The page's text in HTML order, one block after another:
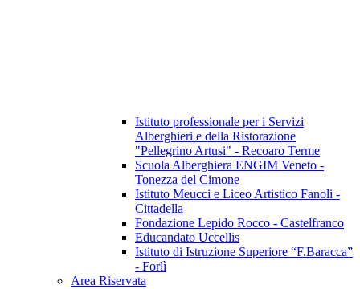
Istituto professionale per i Servizi
Alberghieri e della Ristorazione
"Pellegrino Artusi" - Recoaro Terme
Scuola Alberghiera ENGIM Veneto -
Tonezza del Cimone
Istituto Meucci e Liceo Artistico Fanoli -
Cittadella
Fondazione Lepido Rocco - Castelfranco
Educandato Uccellis
Istituto di Istruzione Superiore “F.Baracca”
- Forlì
Area Riservata